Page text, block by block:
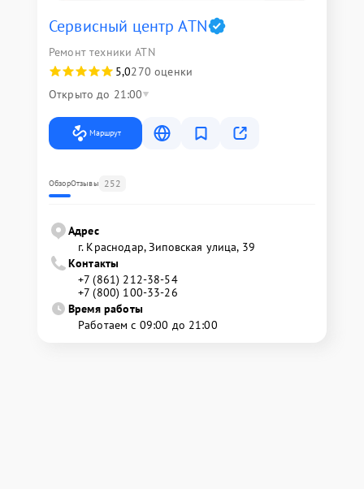
Сервисный центр ATN
Ремонт техники ATN
5,0270 оценки
Открыто до 21:00
Маршрут
ОбзорОтзывы 252
Адрес
г. Краснодар, Зиповская улица, 39
Контакты
+7 (861) 212-38-54
+7 (800) 100-33-26
Время работы
Работаем с 09:00 до 21:00